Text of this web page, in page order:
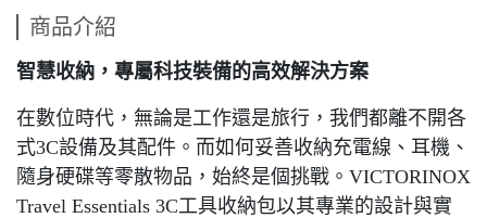
商品介紹
智慧收納，專屬科技裝備的高效解決方案
在數位時代，無論是工作還是旅行，我們都離不開各
式3C設備及其配件。而如何妥善收納充電線、耳機、
隨身硬碟等零散物品，始終是個挑戰。VICTORINOX
Travel Essentials 3C工具收納包以其專業的設計與實